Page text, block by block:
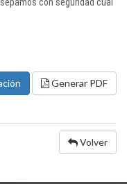
Generar PDF
Volver